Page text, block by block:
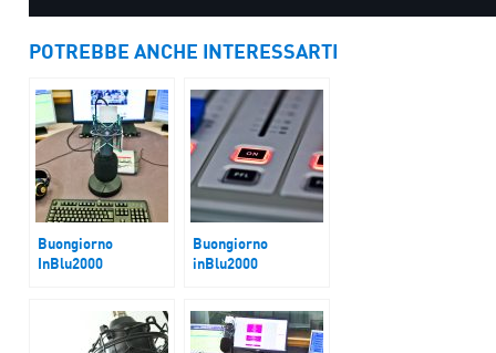
POTREBBE ANCHE INTERESSARTI
Buongiorno
InBlu2000
mancanza di
manodopera
Buongiorno
inBlu2000
strategia Bce?